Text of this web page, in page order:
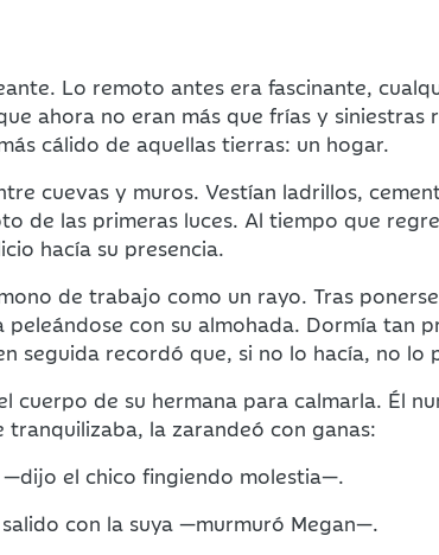
Lo remoto antes era fascinante,
ahora no eran más que frías y siniestras
cálido de aquellas tierras: un hogar.
cuevas y muros. Vestían ladrillos,
de las primeras luces. Al tiempo que
hacía su presencia.
de trabajo como un rayo. Tras
con su almohada. Dormía tan
seguida recordó que, si no lo hacía, no lo
cuerpo de su hermana para calmarla. Él
la zarandeó con ganas:
el chico fingiendo molestia—.
con la suya —murmuró Megan—.